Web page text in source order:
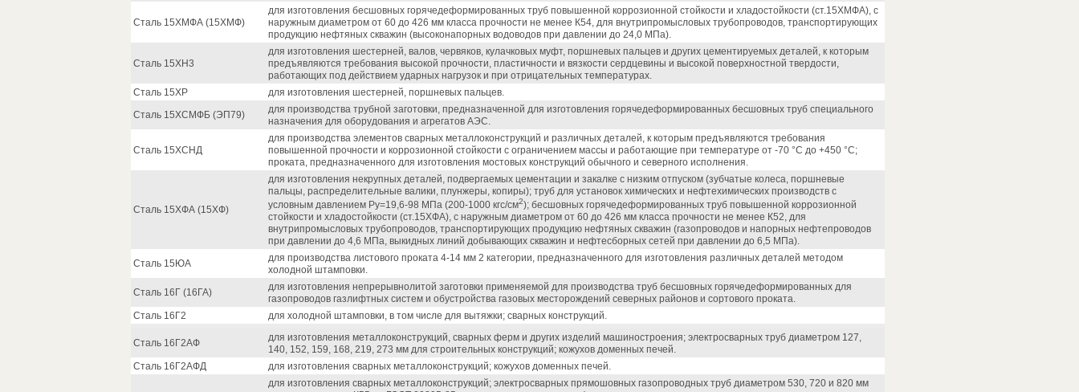
Сталь 15ХМФА (15ХМФ)
для изготовления бесшовных горячедеформированных труб повышенной коррозионной стойкости и хладостойкости (ст.15ХМФА), с
наружным диаметром от 60 до 426 мм класса прочности не менее К54, для внутрипромысловых трубопроводов, транспортирующих
продукцию нефтяных скважин (высоконапорных водоводов при давлении до 24,0 МПа).
Сталь 15ХН3
для изготовления шестерней, валов, червяков, кулачковых муфт, поршневых пальцев и других цементируемых деталей, к которым
предъявляются требования высокой прочности, пластичности и вязкости сердцевины и высокой поверхностной твердости,
работающих под действием ударных нагрузок и при отрицательных температурах.
Сталь 15ХР
для изготовления шестерней, поршневых пальцев.
Сталь 15ХСМФБ (ЭП79)
для производства трубной заготовки, предназначенной для изготовления горячедеформированных бесшовных труб специального
назначения для оборудования и агрегатов АЭС.
Сталь 15ХСНД
для производства элементов сварных металлоконструкций и различных деталей, к которым предъявляются требования
повышенной прочности и коррозионной стойкости с ограничением массы и работающие при температуре от -70 °С до +450 °С;
проката, предназначенного для изготовления мостовых конструкций обычного и северного исполнения.
Сталь 15ХФА (15ХФ)
для изготовления некрупных деталей, подвергаемых цементации и закалке с низким отпуском (зубчатые колеса, поршневые
пальцы, распределительные валики, плунжеры, копиры); труб для установок химических и нефтехимических производств с
условным давлением Ру=19,6-98 МПа (200-1000 кгс/см2); бесшовных горячедеформированных труб повышенной коррозионной
стойкости и хладостойкости (ст.15ХФА), с наружным диаметром от 60 до 426 мм класса прочности не менее К52, для
внутрипромысловых трубопроводов, транспортирующих продукцию нефтяных скважин (газопроводов и напорных нефтепроводов
при давлении до 4,6 МПа, выкидных линий добывающих скважин и нефтесборных сетей при давлении до 6,5 МПа).
Сталь 15ЮА
для производства листового проката 4-14 мм 2 категории, предназначенного для изготовления различных деталей методом
холодной штамповки.
Сталь 16Г (16ГА)
для изготовления непрерывнолитой заготовки применяемой для производства труб бесшовных горячедеформированных для
газопроводов газлифтных систем и обустройства газовых месторождений северных районов и сортового проката.
Сталь 16Г2
для холодной штамповки, в том числе для вытяжки; сварных конструкций.
Сталь 16Г2АФ
для изготовления металлоконструкций, сварных ферм и других изделий машиностроения; электросварных труб диаметром 127,
140, 152, 159, 168, 219, 273 мм для строительных конструкций; кожухов доменных печей.
Сталь 16Г2АФД
для изготовления сварных металлоконструкций; кожухов доменных печей.
для изготовления сварных металлоконструкций; электросварных прямошовных газопроводных труб диаметром 530, 720 и 820 мм